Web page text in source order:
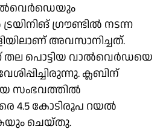
ഗ്രൗണ്ടില്‍ നടന്ന
അവസാനിച്ചത്.
പൊട്ടിയ വാല്‍വെര്‍ഡയെ
ക്ലബിന്
സംഭവത്തിൽ
4.5 കോടിരൂപ റയൽ
ചെയ്തു.